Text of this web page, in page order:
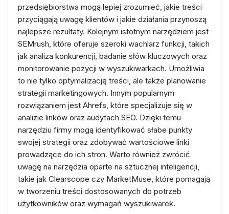
przedsiębiorstwa mogą lepiej zrozumieć, jakie treści
przyciągają uwagę klientów i jakie działania przynoszą
najlepsze rezultaty. Kolejnym istotnym narzędziem jest
SEMrush, które oferuje szeroki wachlarz funkcji, takich
jak analiza konkurencji, badanie słów kluczowych oraz
monitorowanie pozycji w wyszukiwarkach. Umożliwia
to nie tylko optymalizację treści, ale także planowanie
strategii marketingowych. Innym popularnym
rozwiązaniem jest Ahrefs, które specjalizuje się w
analizie linków oraz audytach SEO. Dzięki temu
narzędziu firmy mogą identyfikować słabe punkty
swojej strategii oraz zdobywać wartościowe linki
prowadzące do ich stron. Warto również zwrócić
uwagę na narzędzia oparte na sztucznej inteligencji,
takie jak Clearscope czy MarketMuse, które pomagają
w tworzeniu treści dostosowanych do potrzeb
użytkowników oraz wymagań wyszukiwarek.